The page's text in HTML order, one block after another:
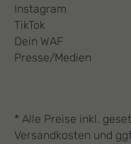
Instagram
TikTok
Dein WAF
Presse/Medien
* Alle Preise inkl.
Versandkosten und